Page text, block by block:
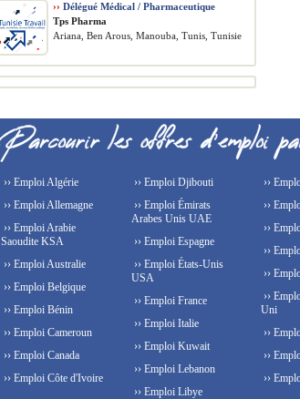
›› Délégué Médical / Pharmaceutique
Tps Pharma
Ariana, Ben Arous, Manouba, Tunis, Tunisie
›› Emploi Algérie
›› Emploi Allemagne
›› Emploi Arabie
Saoudite KSA
›› Emploi Australie
›› Emploi Belgique
›› Emploi Bénin
›› Emploi Cameroun
›› Emploi Canada
›› Emploi Côte d'Ivoire
›› Emploi Djibouti
›› Emploi Émirats
Arabes Unis UAE
›› Emploi Espagne
›› Emploi États-Unis
USA
›› Emploi France
›› Emploi Italie
›› Emploi Kuwait
›› Emploi Lebanon
›› Emploi Libye
››
››
››
››
››
››
Uni
››
››
››